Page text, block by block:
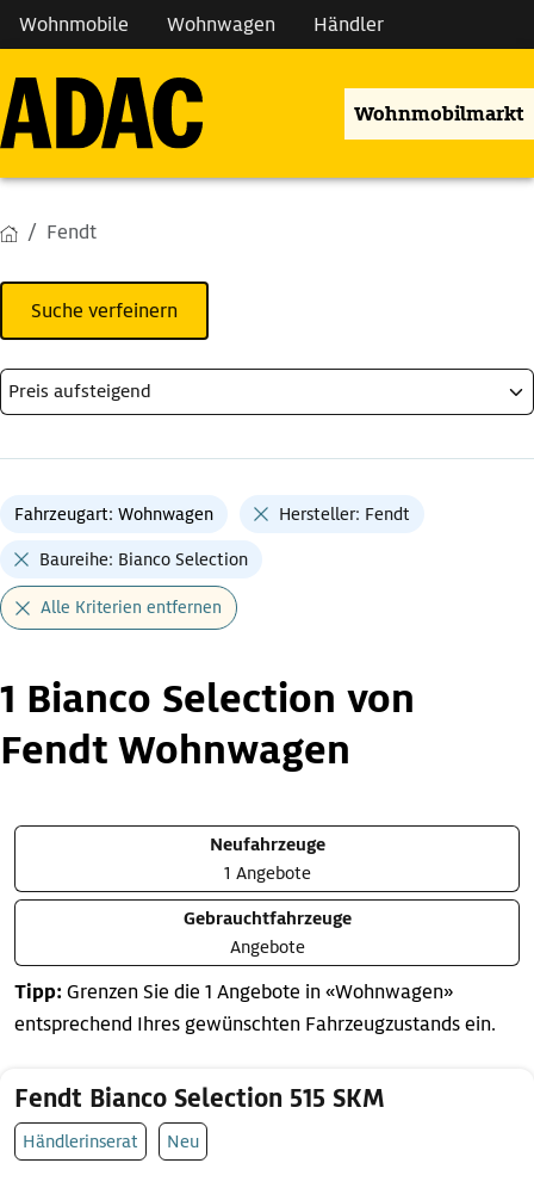
Wohnmobile Wohnwagen Händler
Wohnmobilmarkt
Fendt
Suche verfeinern
Fahrzeugart: Wohnwagen Hersteller: Fendt
Baureihe: Bianco Selection
Alle Kriterien entfernen
1 Bianco Selection von
Fendt Wohnwagen
Neufahrzeuge
1 Angebote
Gebrauchtfahrzeuge
Angebote
Tipp: Grenzen Sie die 1 Angebote in «Wohnwagen»
entsprechend Ihres gewünschten Fahrzeugzustands ein.
Fendt Bianco Selection 515 SKM
Händlerinserat Neu